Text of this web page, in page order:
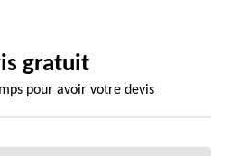
gratuit
pour avoir votre devis